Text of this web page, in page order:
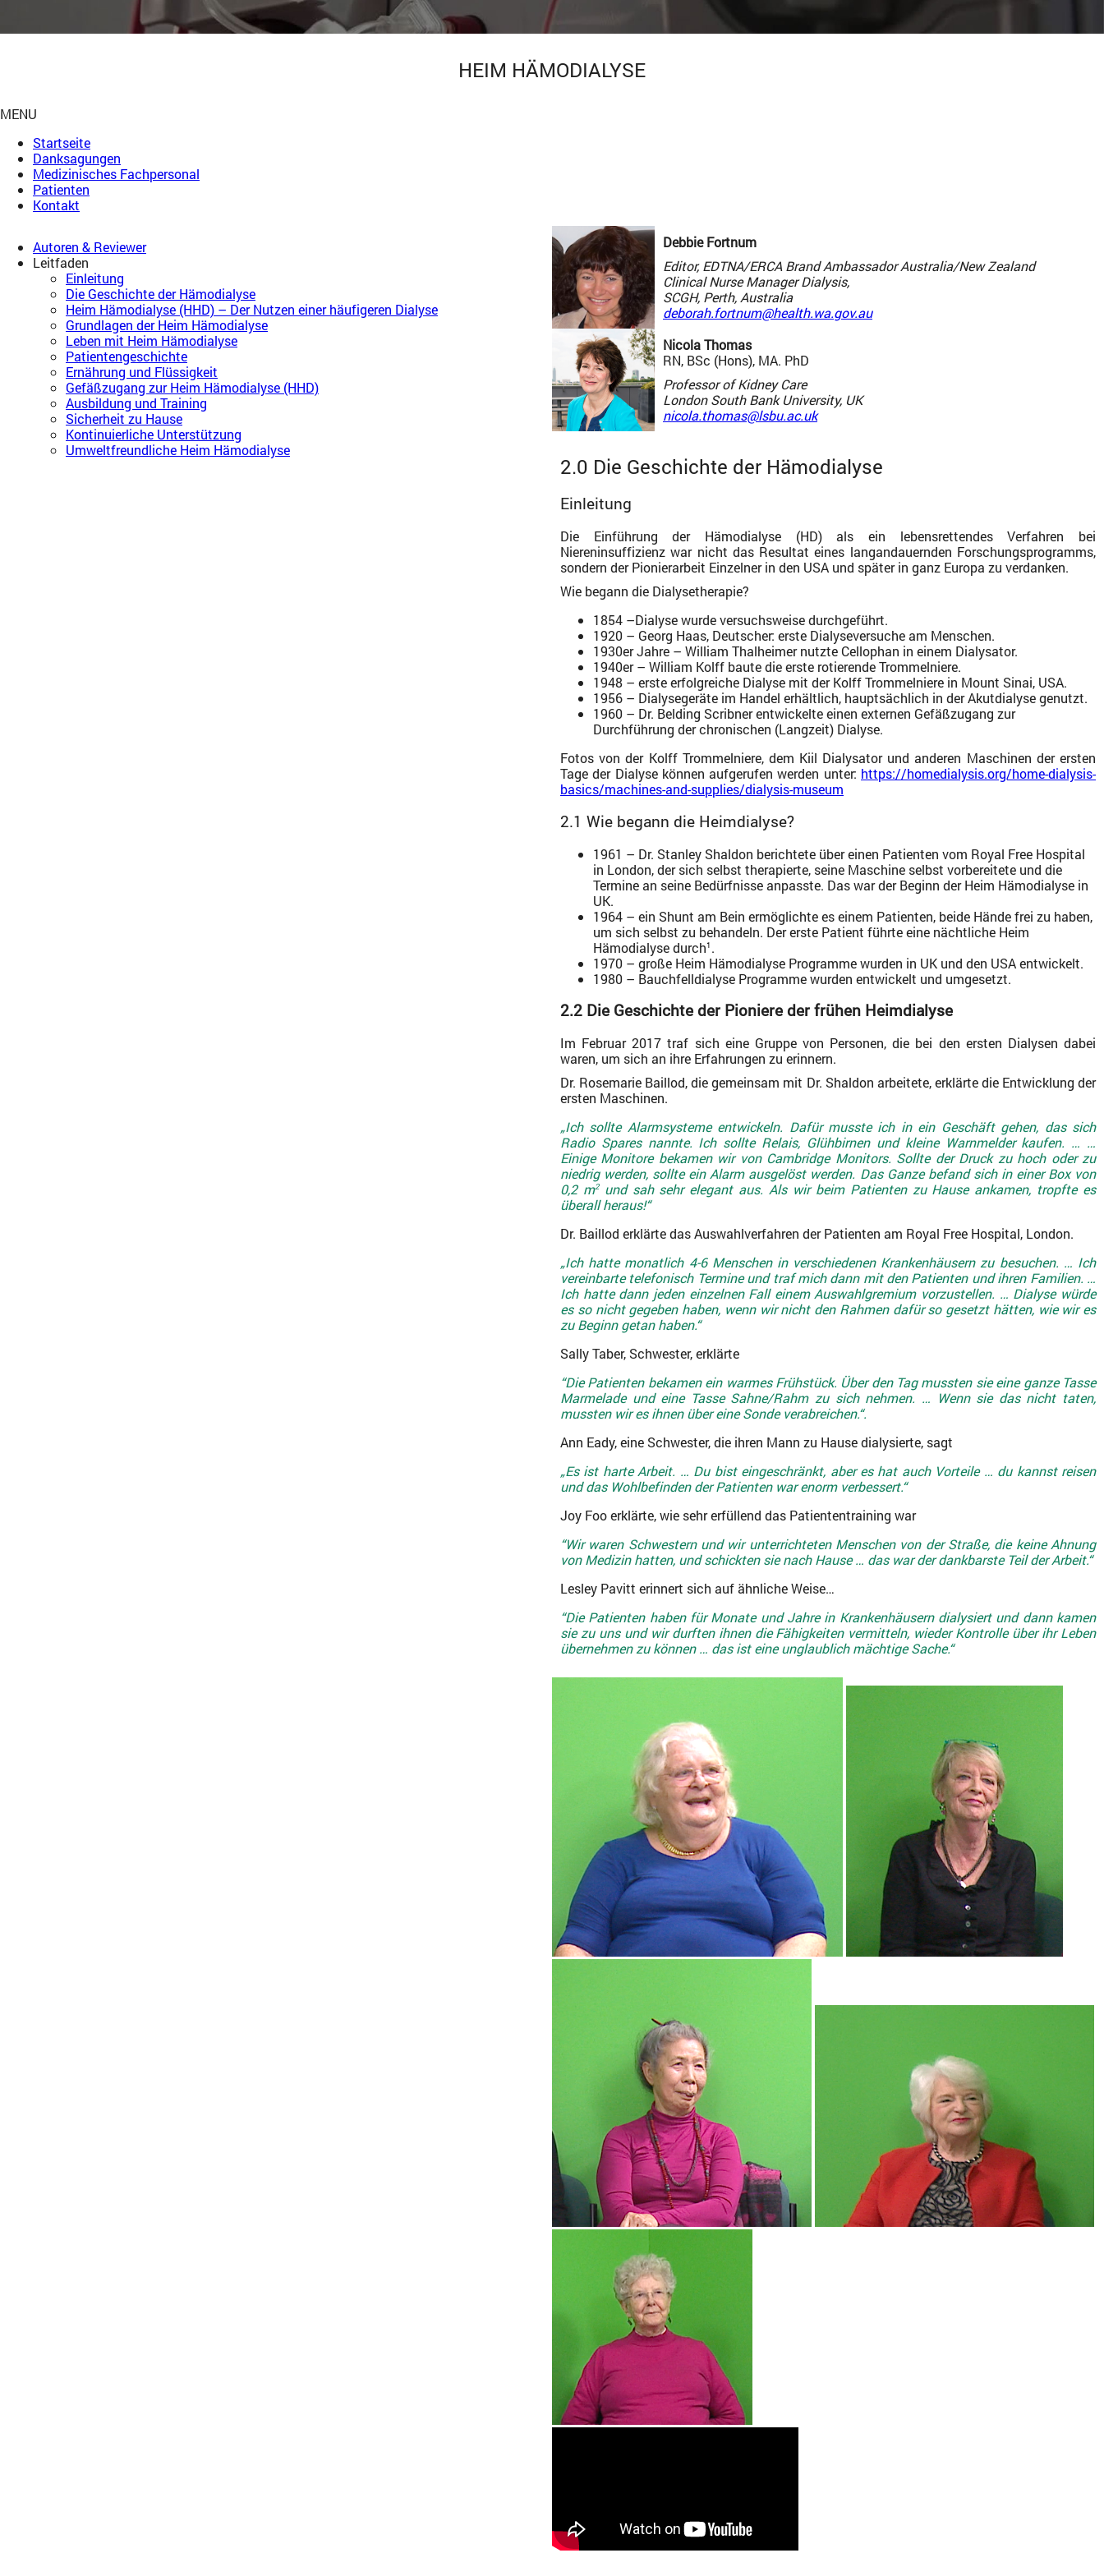
HEIM HÄMODIALYSE
MENU
Startseite
Danksagungen
Medizinisches Fachpersonal
Patienten
Kontakt
Autoren & Reviewer
Leitfaden
Einleitung
Die Geschichte der Hämodialyse
Heim Hämodialyse (HHD) – Der Nutzen einer häufigeren Dialyse
Grundlagen der Heim Hämodialyse
Leben mit Heim Hämodialyse
Patientengeschichte
Ernährung und Flüssigkeit
Gefäßzugang zur Heim Hämodialyse (HHD)
Ausbildung und Training
Sicherheit zu Hause
Kontinuierliche Unterstützung
Umweltfreundliche Heim Hämodialyse
Debbie Fortnum
Editor, EDTNA/ERCA Brand Ambassador Australia/New Zealand
Clinical Nurse Manager Dialysis,
SCGH, Perth, Australia
deborah.fortnum@health.wa.gov.au
Nicola Thomas
RN, BSc (Hons), MA. PhD
Professor of Kidney Care
London South Bank University, UK
nicola.thomas@lsbu.ac.uk
2.0 Die Geschichte der Hämodialyse
Einleitung
Die Einführung der Hämodialyse (HD) als ein lebensrettendes Verfahren bei
Niereninsuffizienz war nicht das Resultat eines langandauernden Forschungsprogramms,
sondern der Pionierarbeit Einzelner in den USA und später in ganz Europa zu verdanken.
Wie begann die Dialysetherapie?
1854 –Dialyse wurde versuchsweise durchgeführt.
1920 – Georg Haas, Deutscher: erste Dialyseversuche am Menschen.
1930er Jahre – William Thalheimer nutzte Cellophan in einem Dialysator.
1940er – William Kolff baute die erste rotierende Trommelniere.
1948 – erste erfolgreiche Dialyse mit der Kolff Trommelniere in Mount Sinai, USA.
1956 – Dialysegeräte im Handel erhältlich, hauptsächlich in der Akutdialyse genutzt.
1960 – Dr. Belding Scribner entwickelte einen externen Gefäßzugang zur
Durchführung der chronischen (Langzeit) Dialyse.
Fotos von der Kolff Trommelniere, dem Kiil Dialysator und anderen Maschinen der ersten
Tage der Dialyse können aufgerufen werden unter: https://homedialysis.org/home-dialysis-
basics/machines-and-supplies/dialysis-museum
2.1 Wie begann die Heimdialyse?
1961 – Dr. Stanley Shaldon berichtete über einen Patienten vom Royal Free Hospital
in London, der sich selbst therapierte, seine Maschine selbst vorbereitete und die
Termine an seine Bedürfnisse anpasste. Das war der Beginn der Heim Hämodialyse in
UK.
1964 – ein Shunt am Bein ermöglichte es einem Patienten, beide Hände frei zu haben,
um sich selbst zu behandeln. Der erste Patient führte eine nächtliche Heim
Hämodialyse durch1 .
1970 – große Heim Hämodialyse Programme wurden in UK und den USA entwickelt.
1980 – Bauchfelldialyse Programme wurden entwickelt und umgesetzt.
2.2 Die Geschichte der Pioniere der frühen Heimdialyse
Im Februar 2017 traf sich eine Gruppe von Personen, die bei den ersten Dialysen dabei
waren, um sich an ihre Erfahrungen zu erinnern.
Dr. Rosemarie Baillod, die gemeinsam mit Dr. Shaldon arbeitete, erklärte die Entwicklung der
ersten Maschinen.
„Ich sollte Alarmsysteme entwickeln. Dafür musste ich in ein Geschäft gehen, das sich
Radio Spares nannte. Ich sollte Relais, Glühbirnen und kleine Warnmelder kaufen. … …
Einige Monitore bekamen wir von Cambridge Monitors. Sollte der Druck zu hoch oder zu
niedrig werden, sollte ein Alarm ausgelöst werden. Das Ganze befand sich in einer Box von
0,2 m2und sah sehr elegant aus. Als wir beim Patienten zu Hause ankamen, tropfte es
überall heraus!“
Dr. Baillod erklärte das Auswahlverfahren der Patienten am Royal Free Hospital, London.
„Ich hatte monatlich 4-6 Menschen in verschiedenen Krankenhäusern zu besuchen. … Ich
vereinbarte telefonisch Termine und traf mich dann mit den Patienten und ihren Familien. …
Ich hatte dann jeden einzelnen Fall einem Auswahlgremium vorzustellen. … Dialyse würde
es so nicht gegeben haben, wenn wir nicht den Rahmen dafür so gesetzt hätten, wie wir es
zu Beginn getan haben.“
Sally Taber, Schwester, erklärte
“Die Patienten bekamen ein warmes Frühstück. Über den Tag mussten sie eine ganze Tasse
Marmelade und eine Tasse Sahne/Rahm zu sich nehmen. … Wenn sie das nicht taten,
mussten wir es ihnen über eine Sonde verabreichen.“.
Ann Eady, eine Schwester, die ihren Mann zu Hause dialysierte, sagt
„Es ist harte Arbeit. … Du bist eingeschränkt, aber es hat auch Vorteile … du kannst reisen
und das Wohlbefinden der Patienten war enorm verbessert.“
Joy Foo erklärte, wie sehr erfüllend das Patiententraining war
“Wir waren Schwestern und wir unterrichteten Menschen von der Straße, die keine Ahnung
von Medizin hatten, und schickten sie nach Hause … das war der dankbarste Teil der Arbeit.“
Lesley Pavitt erinnert sich auf ähnliche Weise…
“Die Patienten haben für Monate und Jahre in Krankenhäusern dialysiert und dann kamen
sie zu uns und wir durften ihnen die Fähigkeiten vermitteln, wieder Kontrolle über ihr Leben
übernehmen zu können … das ist eine unglaublich mächtige Sache.“